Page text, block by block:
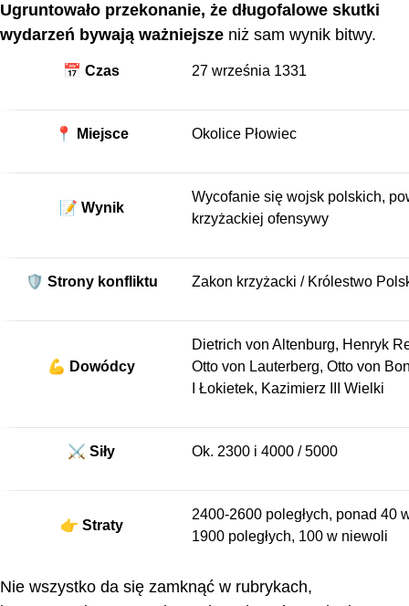
Ugruntowało przekonanie, że długofalowe skutki
wydarzeń bywają ważniejsze niż sam wynik bitwy.
📅 Czas 27 września 1331
📍 Miejsce Okolice Płowiec
📝 Wynik
Wycofanie się wojsk polskich,
krzyżackiej ofensywy
🛡️ Strony konfliktu Zakon krzyżacki / Królestwo
💪 Dowódcy
Dietrich von Altenburg, Henryk
Otto von Lauterberg, Otto von
I Łokietek, Kazimierz III Wielki
⚔️ Siły Ok. 2300 i 4000 / 5000
👉 Straty
2400-2600 poległych, ponad 40
1900 poległych, 100 w niewoli
Nie wszystko da się zamknąć w rubrykach,